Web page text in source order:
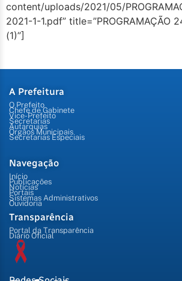
content/uploads/2021/05/
2021-1-1.pdf” title=”PROGRAMAÇÃO
(1)”]
A Prefeitura
O Prefeito
Chefe de Gabinete
Vice-Prefeito
Secretarias
Autarquias
Órgãos Municipais
Secretarias Especiais
Navegação
Início
Publicações
Notícias
Portais
Sistemas Administrativos
Ouvidoria
Transparência
Portal da Transparência
Diário Oficial